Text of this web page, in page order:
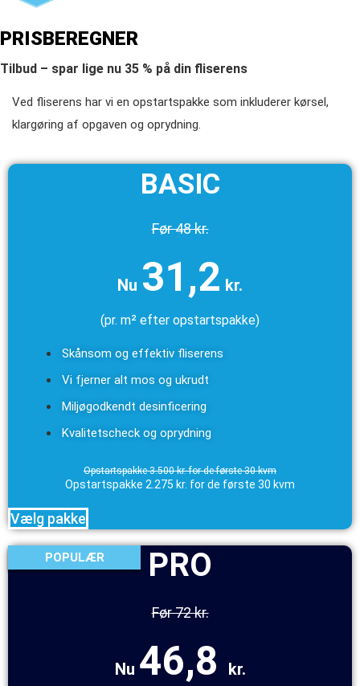
PRISBEREGNER
Tilbud – spar lige nu 35 % på din fliserens
Ved fliserens har vi en opstartspakke som inkluderer kørsel,
klargøring af opgaven og oprydning.
BASIC
Før 48 kr.
Nu 31,2 kr.
(pr. m² efter opstartspakke)
Skånsom og effektiv fliserens
Vi fjerner alt mos og ukrudt
Miljøgodkendt desinficering
Kvalitetscheck og oprydning
Opstartspakke 3.500 kr. for de første 30 kvm
Opstartspakke 2.275 kr. for de første 30 kvm
Vælg pakke
POPULÆR PRO
Før 72 kr.
Nu 46,8 kr.